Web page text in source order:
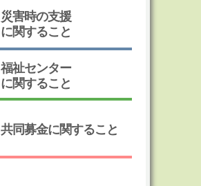
災害時の支援
に関すること
福祉センター
に関すること
共同募金に関すること